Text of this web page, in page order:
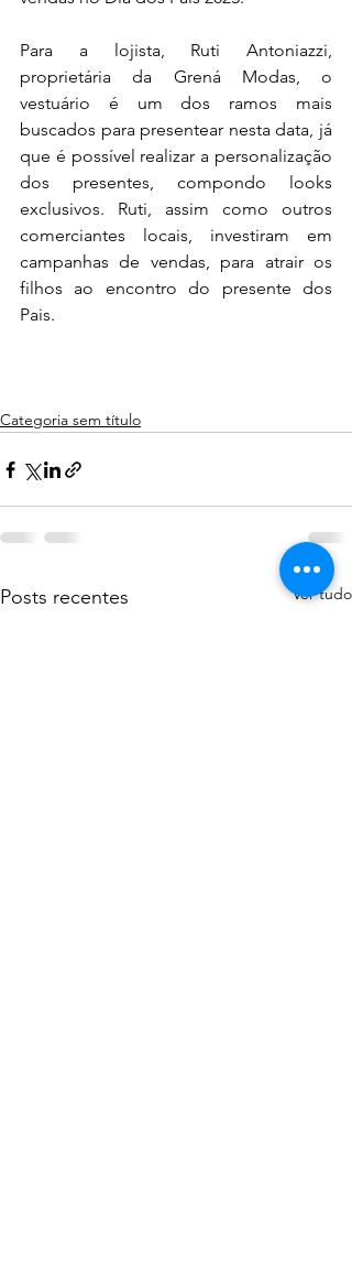
Para a lojista, Ruti Antoniazzi,
proprietária da Grená Modas, o
vestuário é um dos ramos mais
buscados para presentear nesta data, já
que é possível realizar a personalização
dos presentes, compondo looks
exclusivos. Ruti, assim como outros
comerciantes locais, investiram em
campanhas de vendas, para atrair os
filhos ao encontro do presente dos
Pais.
Categoria sem título
Posts recentes Ver tudo